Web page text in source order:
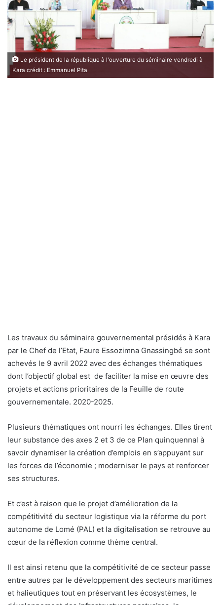
Le président de la république à l'ouverture du séminaire vendredi à
Kara crédit : Emmanuel Pita
Les travaux du séminaire gouvernemental présidés à Kara
par le Chef de l’Etat, Faure Essozimna Gnassingbé se sont
achevés le 9 avril 2022 avec des échanges thématiques
dont l’objectif global est de faciliter la mise en œuvre des
projets et actions prioritaires de la Feuille de route
gouvernementale. 2020-2025.
Plusieurs thématiques ont nourri les échanges. Elles tirent
leur substance des axes 2 et 3 de ce Plan quinquennal à
savoir dynamiser la création d’emplois en s’appuyant sur
les forces de l’économie ; moderniser le pays et renforcer
ses structures.
Et c’est à raison que le projet d’amélioration de la
compétitivité du secteur logistique via la réforme du port
autonome de Lomé (PAL) et la digitalisation se retrouve au
cœur de la réflexion comme thème central.
Il est ainsi retenu que la compétitivité de ce secteur passe
entre autres par le développement des secteurs maritimes
et halieutiques tout en préservant les écosystèmes, le